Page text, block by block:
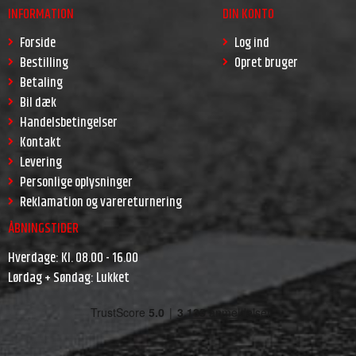
INFORMATION
Forside
Bestilling
Betaling
Bil dæk
Handelsbetingelser
Kontakt
Levering
Personlige oplysninger
Reklamation og varereturnering
DIN KONTO
Log ind
Opret bruger
ÅBNINGSTIDER
Hverdage: Kl. 08.00 - 16.00
Lørdag + Søndag: Lukket